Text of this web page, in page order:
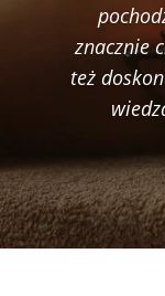
znacznie
też